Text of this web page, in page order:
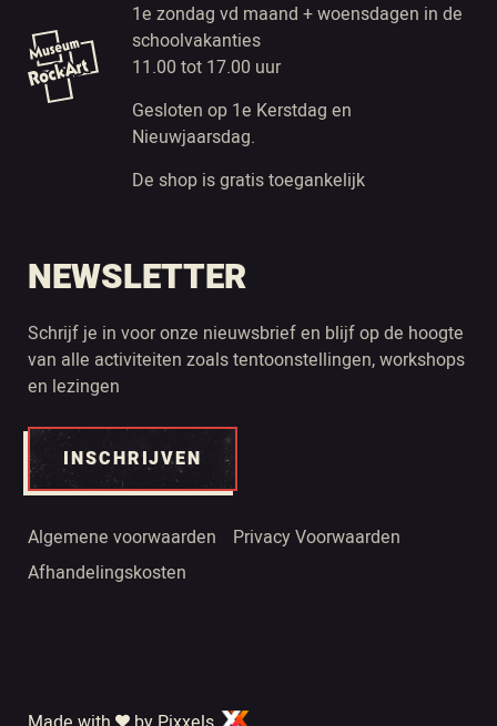
1e zondag vd maand + woensdagen in de
schoolvakanties
11.00 tot 17.00 uur
Gesloten op 1e Kerstdag en
Nieuwjaarsdag.
De shop is gratis toegankelijk
NEWSLETTER
Schrijf je in voor onze nieuwsbrief en blijf op de hoogte
van alle activiteiten zoals tentoonstellingen, workshops
en lezingen
INSCHRIJVEN
Algemene voorwaarden
Privacy Voorwaarden
Afhandelingskosten